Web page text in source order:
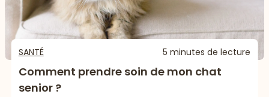
SANTÉ 5 minutes de lecture
Comment prendre soin de mon chat
senior ?